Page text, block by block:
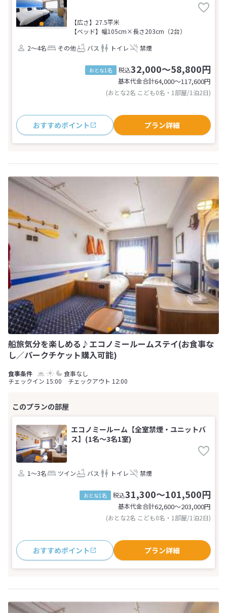
【広さ】27.5平米
【ベッド】幅105cm×長さ203cm（2台）
2～4名
その他 バス トイレ 禁煙
おとな1名 税込32,000～58,800円
基本代金合計64,000〜117,600円
(おとな2名 こども0名・1部屋/1泊2日)
おすすめポイント プラン詳細
船旅気分を楽しめる♪エコノミールームステイ(お食事な
し／パークチケット購入可能)
食事なし
チェックイン 15:00 チェックアウト 12:00
エコノミールーム【全室禁煙・ユニットバ
ス】(1名～3名1室)
1～3名 ツイン バス トイレ 禁煙
おとな1名 税込31,300～101,500円
基本代金合計62,600〜203,000円
(おとな2名 こども0名・1部屋/1泊2日)
おすすめポイント プラン詳細